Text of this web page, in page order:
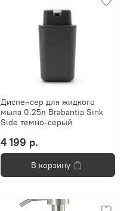
Диспенсер для жидкого
мыла 0.25л Brabantia Sink
Side темно-серый
4 199 р.
В корзину